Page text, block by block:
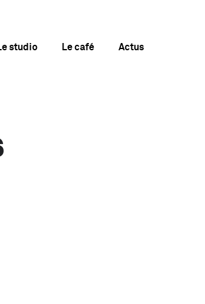
studio Le café Actus